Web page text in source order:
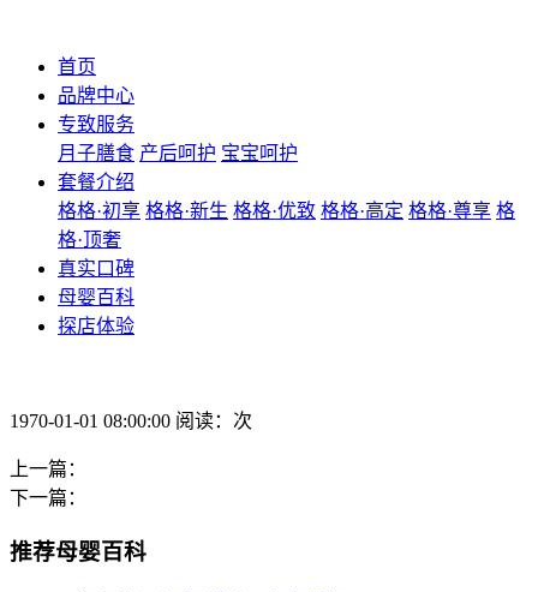
首页
品牌中心
专致服务
月子膳食 产后呵护 宝宝呵护
套餐介绍
格格·初享 格格·新生 格格·优致 格格·高定 格格·尊享 格
格·顶奢
真实口碑
母婴百科
探店体验
1970-01-01 08:00:00 阅读：次
上一篇：
下一篇：
推荐母婴百科